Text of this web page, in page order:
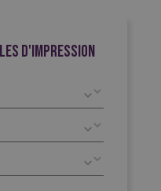
D'IMPRESSION